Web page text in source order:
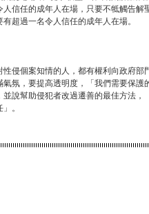
信任的成年人在場，只要不牴觸告解
超過一名令人信任的成年人在場。
侵個案知情的人，都有權利向政府部
氛，要提高透明度，「我們需要保護
說幫助侵犯者改過遷善的最佳方法，
。